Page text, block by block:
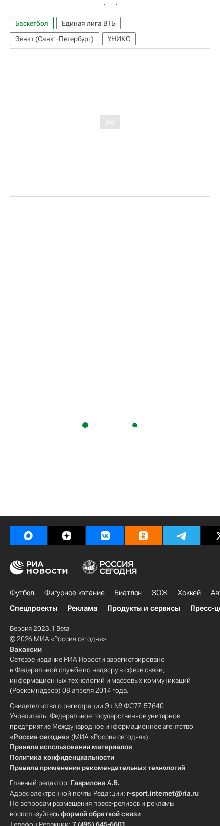
Баскетбол
Единая лига ВТБ
Зенит (Санкт-Петербург)
УНИКС
Футбол Фигурное катание Биатлон ЗОЖ Хоккей
Спецпроекты
Реклама Продукты и сервисы Пресс-
Версия 2023.1 Beta
© 2026 МИА «Россия сегодня»
Вакансии
Сетевое издание РИА Новости зарегистрировано
в Федеральной службе по надзору в сфере связи,
информационных технологий и массовых коммуникаций
(Роскомнадзор) 08 апреля 2014 года.
Свидетельство о регистрации Эл № ФС77-57640
Учредитель: Федеральное государственное унитарное
предприятие Международное информационное агентство
«Россия сегодня» (МИА «Россия сегодня»).
Правила использования материалов
Политика конфиденциальности
Правила применения рекомендательных технологий
Главный редактор: Гаврилова А.В.
Адрес электронной почты Редакции: r-sport.internet@ria.ru
По вопросам размещения пресс-релизов и рекламы
воспользуйтесьформой обратной связи
Телефон Редакции: 7 (495) 645-6601